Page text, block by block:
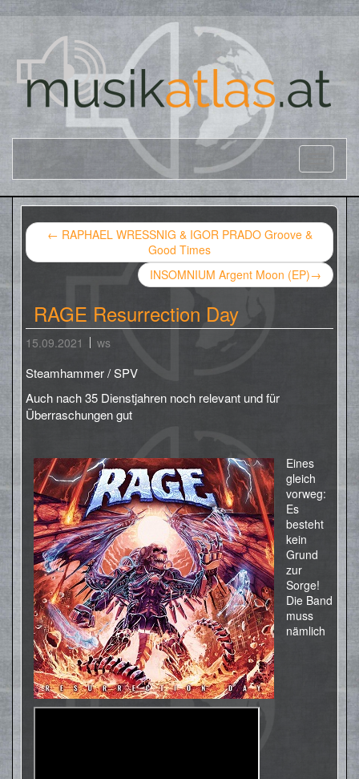
← RAPHAEL WRESSNIG & IGOR PRADO Groove &
Good Times
INSOMNIUM Argent Moon (EP)→
RAGE Resurrection Day
15.09.2021 ws
Steamhammer / SPV
Auch nach 35 Dienstjahren noch relevant und für
Überraschungen gut
Eines
gleich
vorweg:
Es
besteht
kein
Grund
zur
Sorge!
Die Band
muss
nämlich